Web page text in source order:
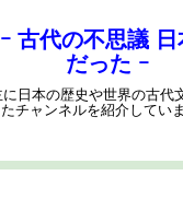
古代の不思議
だった ｰ
に日本の歴史や世界の古代
たチャンネルを紹介していま